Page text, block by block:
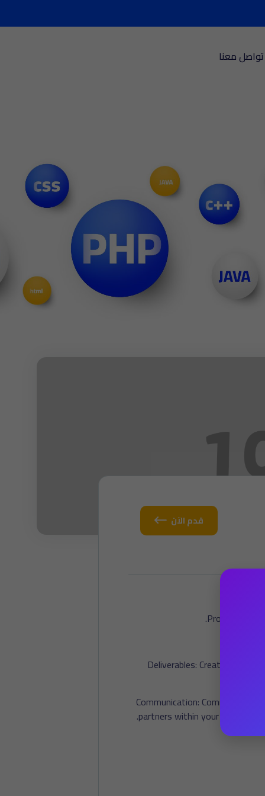
تواصل معنا
قدم الآن
Product
Deliverables: Create
Communication:
partners within your product